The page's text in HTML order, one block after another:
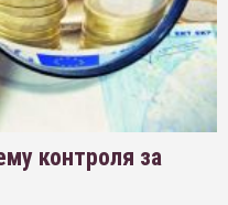
контроля за